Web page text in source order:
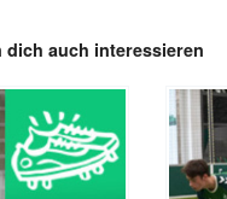
dich auch interessieren